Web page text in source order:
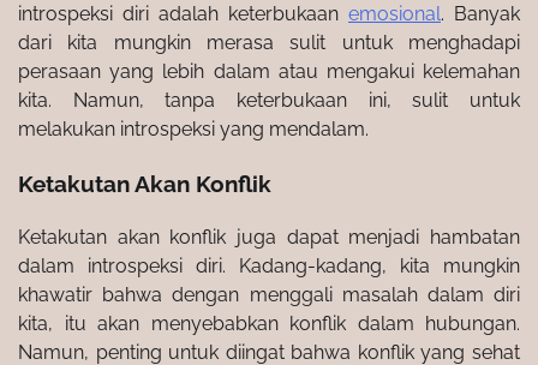
introspeksi diri adalah keterbukaan emosional. Banyak
dari kita mungkin merasa sulit untuk menghadapi
perasaan yang lebih dalam atau mengakui kelemahan
kita. Namun, tanpa keterbukaan ini, sulit untuk
melakukan introspeksi yang mendalam.
Ketakutan Akan Konflik
Ketakutan akan konflik juga dapat menjadi hambatan
dalam introspeksi diri. Kadang-kadang, kita mungkin
khawatir bahwa dengan menggali masalah dalam diri
kita, itu akan menyebabkan konflik dalam hubungan.
Namun, penting untuk diingat bahwa konflik yang sehat